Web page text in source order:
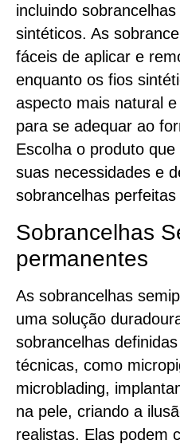
incluindo
sintéticos. As
fáceis de aplicar e
enquanto os fios
aspecto mais natural
para se adequar ao
Escolha o produto
suas necessidades e
sobrancelhas
Sobrancelhas
permanentes
As sobrancelhas
uma solução
sobrancelhas
técnicas, como
microblading,
na pele, criando a
realistas. Elas podem